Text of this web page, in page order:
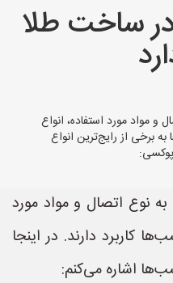
ساخت طلا
مواد مورد استفاده، انواع
برخی از رایج‌ترین انواع
نوع اتصال و مواد مورد
کاربرد دارند. در اینجا
اشاره می‌کنم: